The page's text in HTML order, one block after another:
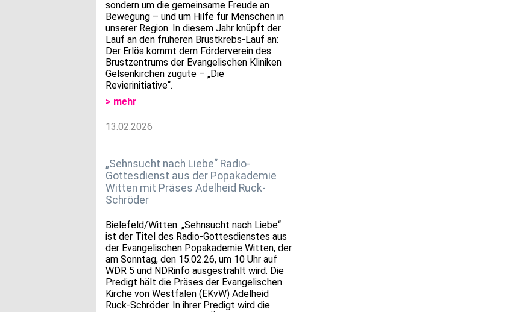
sondern um die gemeinsame Freude an
Bewegung – und um Hilfe für Menschen in
unserer Region. In diesem Jahr knüpft der
Lauf an den früheren Brustkrebs-Lauf an:
Der Erlös kommt dem Förderverein des
Brustzentrums der Evangelischen Kliniken
Gelsenkirchen zugute – „Die
Revierinitiative“.
> mehr
13.02.2026
„Sehnsucht nach Liebe“ Radio-
Gottesdienst aus der Popakademie
Witten mit Präses Adelheid Ruck-
Schröder
Bielefeld/Witten. „Sehnsucht nach Liebe“
ist der Titel des Radio-Gottesdienstes aus
der Evangelischen Popakademie Witten, der
am Sonntag, den 15.02.26, um 10 Uhr auf
WDR 5 und NDRinfo ausgestrahlt wird. Die
Predigt hält die Präses der Evangelischen
Kirche von Westfalen (EKvW) Adelheid
Ruck-Schröder. In ihrer Predigt wird die